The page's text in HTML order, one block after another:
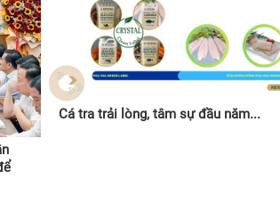
Cá tra trải lòng, tâm sự đầu năm...